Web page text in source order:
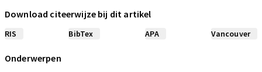
Download citeerwijze bij dit artikel
RIS BibTex APA Vancouver
Onderwerpen